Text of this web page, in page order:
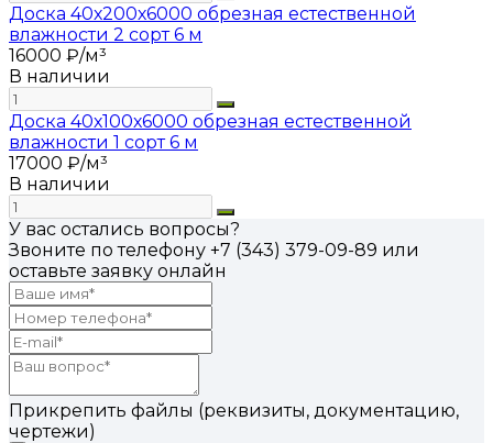
Доска 40х200х6000 обрезная естественной
влажности 2 сорт 6 м
16000 ₽/м³
В наличии
Доска 40х100х6000 обрезная естественной
влажности 1 сорт 6 м
17000 ₽/м³
В наличии
У вас остались вопросы?
Звоните по телефону +7 (343) 379-09-89 или
оставьте заявку онлайн
Прикрепить файлы (реквизиты, документацию,
чертежи)